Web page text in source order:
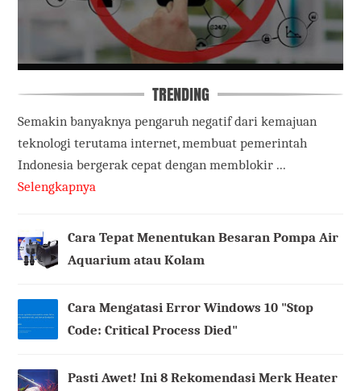
TRENDING
Semakin banyaknya pengaruh negatif dari kemajuan
teknologi terutama internet, membuat pemerintah
Indonesia bergerak cepat dengan memblokir ...
Selengkapnya
Cara Tepat Menentukan Besaran Pompa Air
Aquarium atau Kolam
Cara Mengatasi Error Windows 10 "Stop
Code: Critical Process Died"
Pasti Awet! Ini 8 Rekomendasi Merk Heater